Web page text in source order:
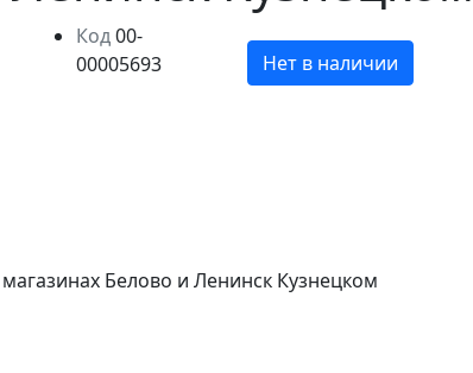
Код 00-
00005693
Нет в наличии
Белово и Ленинск Кузнецком